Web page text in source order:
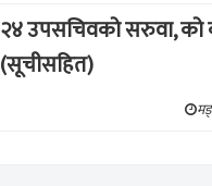
२४ उपसचिवको सरुवा, को
(सूचीसहित)